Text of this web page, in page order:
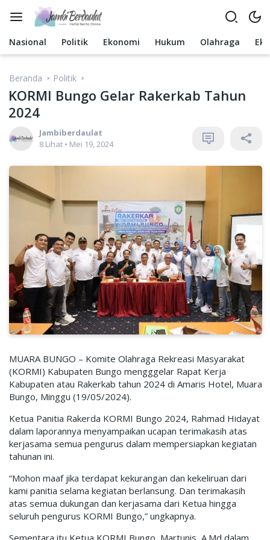
Nasional
Politik Ekonomi Hukum Olahraga
Beranda Politik
KORMI Bungo Gelar Rakerkab Tahun
2024
Jambiberdaulat
8 Lihat • Mei 19, 2024
MUARA BUNGO – Komite Olahraga Rekreasi Masyarakat
(KORMI) Kabupaten Bungo mengggelar Rapat Kerja
Kabupaten atau Rakerkab tahun 2024 di Amaris Hotel, Muara
Bungo, Minggu (19/05/2024).
Ketua Panitia Rakerda KORMI Bungo 2024, Rahmad Hidayat
dalam laporannya menyampaikan ucapan terimakasih atas
kerjasama semua pengurus dalam mempersiapkan kegiatan
tahunan ini.
“Mohon maaf jika terdapat kekurangan dan kekeliruan dari
kami panitia selama kegiatan berlansung. Dan terimakasih
atas semua dukungan dan kerjasama dari Ketua hingga
seluruh pengurus KORMI Bungo,” ungkapnya.
Sementara itu Ketua KORMI Bungo, Martunis, A.Md dalam